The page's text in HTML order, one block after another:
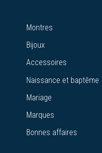
Montres
Bijoux
Accessoires
Naissance et baptême
Mariage
Marques
Bonnes affaires